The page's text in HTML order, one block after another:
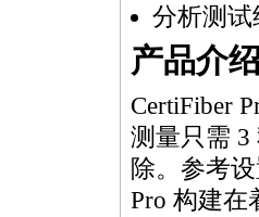
分析测试
产品介绍
CertiFiber
测量只需 3
除。参考
Pro 构建在